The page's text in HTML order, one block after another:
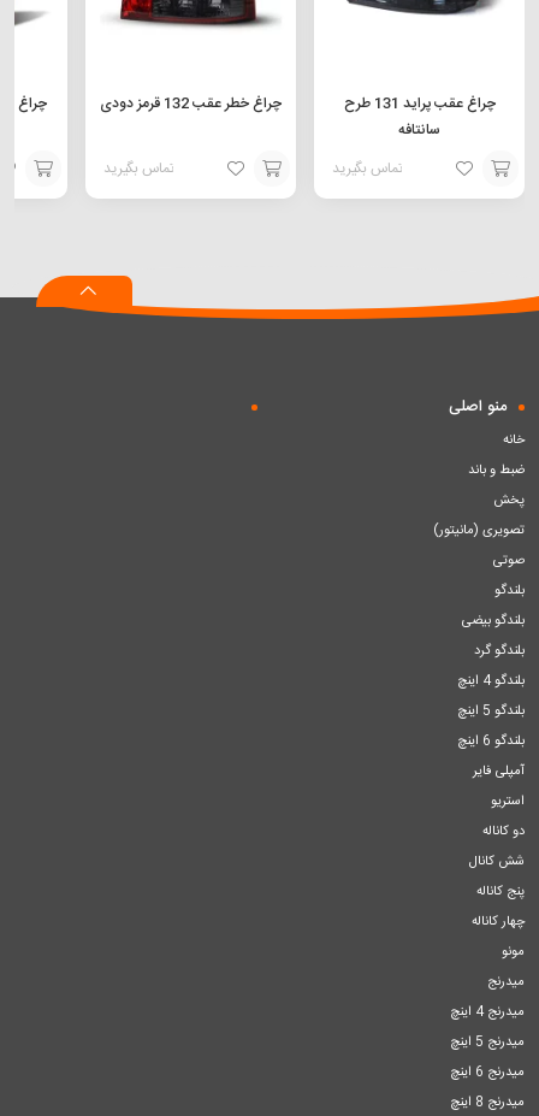
چراغ عقب پراید 131 طرح
سانتافه
تماس بگیرید
افزودن
چراغ خطر عقب 132 قرمز دودی
تماس بگیرید
افزودن
افزودن
سبد
منو اصلی
خانه
ضبط و باند
پخش
تصویری (مانیتور)
صوتی
بلندگو
بلندگو بیضی
بلندگو گرد
بلندگو 4 اینچ
بلندگو 5 اینچ
بلندگو 6 اینچ
آمپلی فایر
استریو
دو کاناله
شش کانال
پنج کاناله
چهار کاناله
مونو
میدرنج
میدرنج 4 اینچ
میدرنج 5 اینچ
میدرنج 6 اینچ
میدرنج 8 اینچ